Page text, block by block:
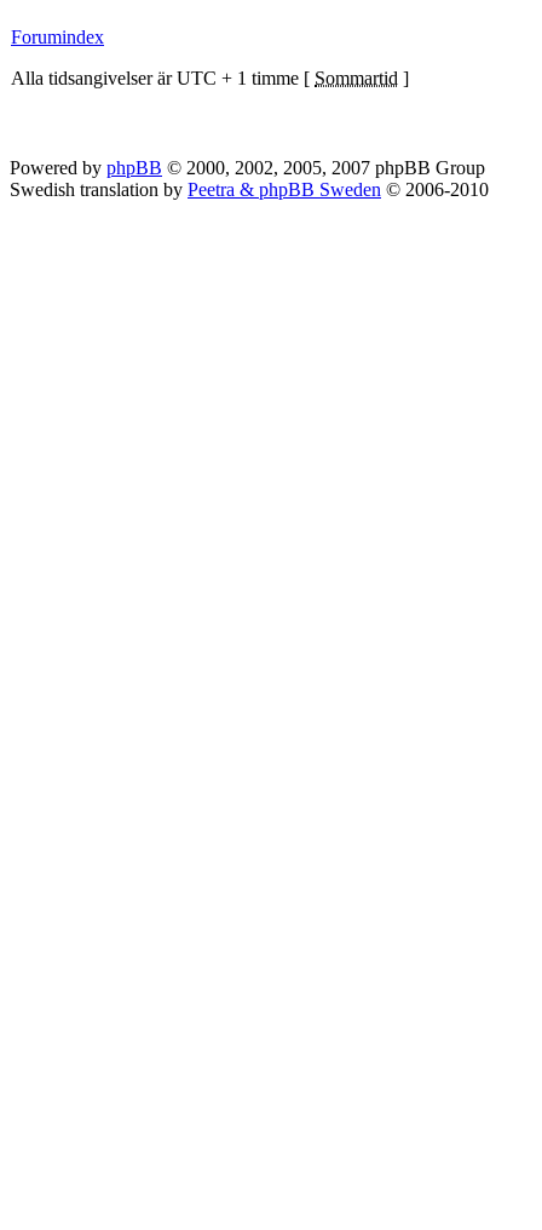
Forumindex
Alla tidsangivelser är UTC + 1 timme [ Sommartid ]
Powered by phpBB © 2000, 2002, 2005, 2007 phpBB Group
Swedish translation by Peetra & phpBB Sweden © 2006-2010